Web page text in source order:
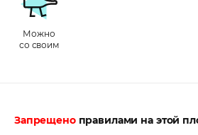
Можно
со своим
Запрещеноправилами на этой